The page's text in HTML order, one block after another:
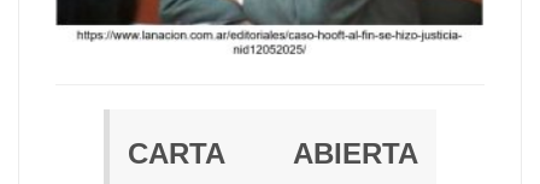
CARTA ABIERTA